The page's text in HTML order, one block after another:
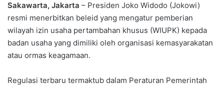
Sakawarta, Jakarta – Presiden Joko Widodo (Jokowi)
resmi menerbitkan beleid yang mengatur pemberian
wilayah izin usaha pertambahan khusus (WIUPK) kepada
badan usaha yang dimiliki oleh organisasi kemasyarakatan
atau ormas keagamaan.
Regulasi terbaru termaktub dalam Peraturan Pemerintah